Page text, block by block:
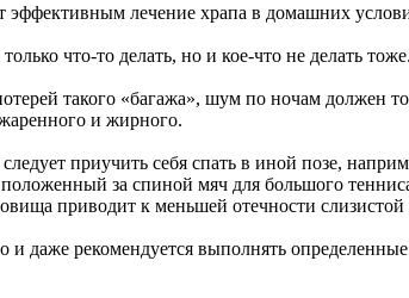
эффективным лечение храпа в домашних
что-то делать, но и кое-что не делать
такого «багажа», шум по ночам должен
и жирного.
приучить себя спать в иной позе,
за спиной мяч для большого
приводит к меньшей отечности слизистой
даже рекомендуется выполнять